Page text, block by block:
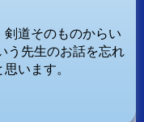
剣道そのものからい
う先生のお話を忘れ
います。